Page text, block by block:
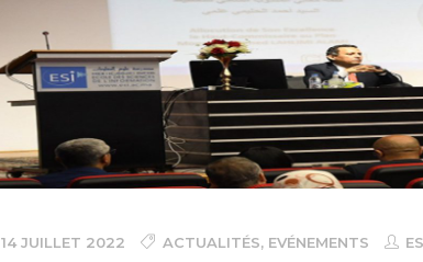
14 JUILLET 2022 ACTUALITÉS, EVÉNEMENTS